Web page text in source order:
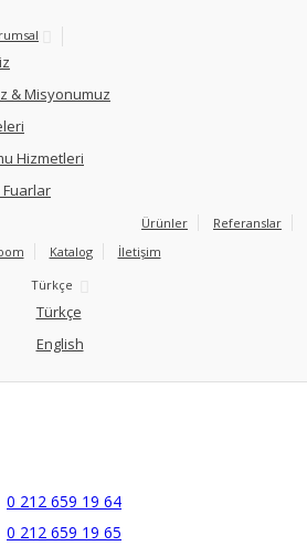
& Misyonumuz
Hizmetleri
Fuarlar
Ürünler
Referanslar
Katalog
İletişim
Türkçe
Türkçe
English
0 212 659 19 64
0 212 659 19 65